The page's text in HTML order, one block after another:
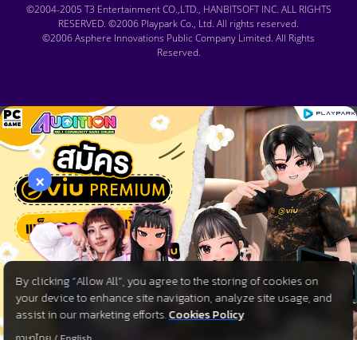
©2004-2005 T3 Entertainment CO.,LTD., HANBITSOFT INC. ALL RIGHTS
RESERVED. ©2006 Playpark Co., Ltd. All rights reserved.
©2006 Asphere Innovations Public Company Limited. All Rights
Reserved.
By clicking “Allow All”, you agree to the storing of cookies on
your device to enhance site navigation, analyze site usage, and
assist in our marketing efforts.Cookies Policy
×